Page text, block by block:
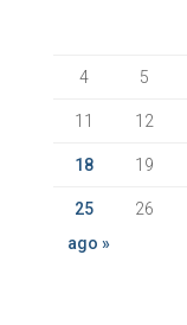
4 5
11 12
18 19
25 26
ago »